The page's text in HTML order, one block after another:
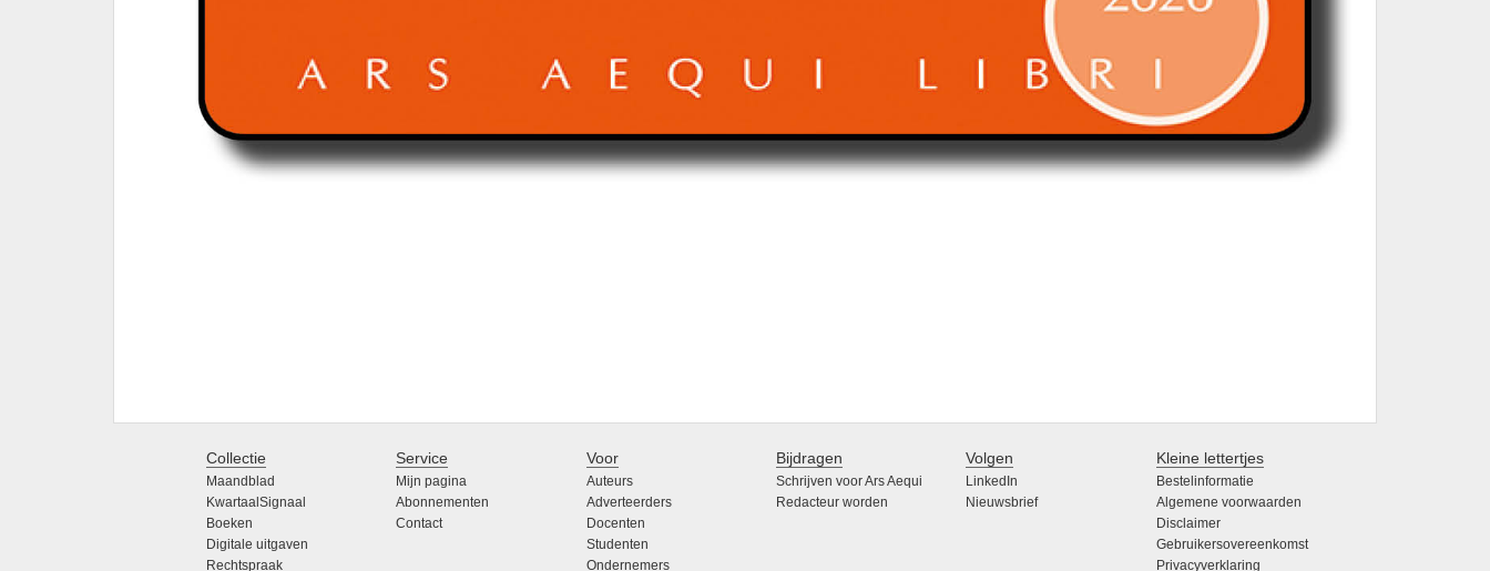
Collectie
Maandblad
KwartaalSignaal
Boeken
Digitale uitgaven
Rechtspraak
Service
Mijn pagina
Abonnementen
Contact
Voor
Auteurs
Adverteerders
Docenten
Studenten
Ondernemers
Bijdragen
Schrijven voor Ars Aequi
Redacteur worden
Volgen
LinkedIn
Nieuwsbrief
Kleine lettertjes
Bestelinformatie
Algemene voorwaarden
Disclaimer
Gebruikersovereenkomst
Privacyverklaring